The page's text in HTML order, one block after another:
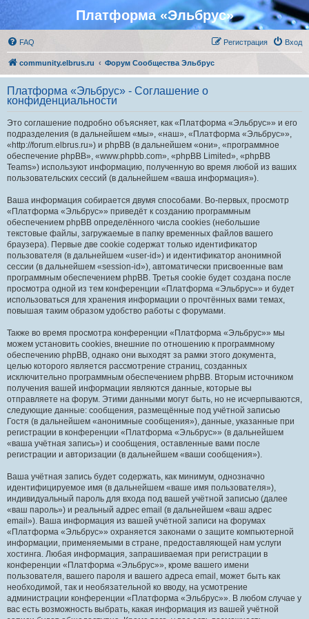
Платформа «Эльбрус»
FAQ Вход
Регистрация
community.elbrus.ru Форум Сообщества Эльбрус
Платформа «Эльбрус» - Соглашение о
конфиденциальности
Это соглашение подробно объясняет, как «Платформа «Эльбрус»» и его
подразделения (в дальнейшем «мы», «наш», «Платформа «Эльбрус»»,
«http://forum.elbrus.ru») и phpBB (в дальнейшем «они», «программное
обеспечение phpBB», «www.phpbb.com», «phpBB Limited», «phpBB
Teams») используют информацию, полученную во время любой из ваших
пользовательских сессий (в дальнейшем «ваша информация»).
Ваша информация собирается двумя способами. Во-первых, просмотр
«Платформа «Эльбрус»» приведёт к созданию программным
обеспечением phpBB определённого числа cookies (небольшие
текстовые файлы, загружаемые в папку временных файлов вашего
браузера). Первые две cookie содержат только идентификатор
пользователя (в дальнейшем «user-id») и идентификатор анонимной
сессии (в дальнейшем «session-id»), автоматически присвоенные вам
программным обеспечением phpBB. Третья cookie будет создана после
просмотра одной из тем конференции «Платформа «Эльбрус»» и будет
использоваться для хранения информации о прочтённых вами темах,
повышая таким образом удобство работы с форумами.
Также во время просмотра конференции «Платформа «Эльбрус»» мы
можем установить cookies, внешние по отношению к программному
обеспечению phpBB, однако они выходят за рамки этого документа,
целью которого является рассмотрение страниц, созданных
исключительно программным обеспечением phpBB. Вторым источником
получения вашей информации являются данные, которые вы
отправляете на форум. Этими данными могут быть, но не исчерпываются,
следующие данные: сообщения, размещённые под учётной записью
Гостя (в дальнейшем «анонимные сообщения»), данные, указанные при
регистрации в конференции «Платформа «Эльбрус»» (в дальнейшем
«ваша учётная запись») и сообщения, оставленные вами после
регистрации и авторизации (в дальнейшем «ваши сообщения»).
Ваша учётная запись будет содержать, как минимум, однозначно
идентифицируемое имя (в дальнейшем «ваше имя пользователя»),
индивидуальный пароль для входа под вашей учётной записью (далее
«ваш пароль») и реальный адрес email (в дальнейшем «ваш адрес
email»). Ваша информация из вашей учётной записи на форумах
«Платформа «Эльбрус»» охраняется законами о защите компьютерной
информации, применяемыми в стране, предоставляющей нам услуги
хостинга. Любая информация, запрашиваемая при регистрации в
конференции «Платформа «Эльбрус»», кроме вашего имени
пользователя, вашего пароля и вашего адреса email, может быть как
необходимой, так и необязательной ко вводу, на усмотрение
администрации конференции «Платформа «Эльбрус»». В любом случае у
вас есть возможность выбрать, какая информация из вашей учётной